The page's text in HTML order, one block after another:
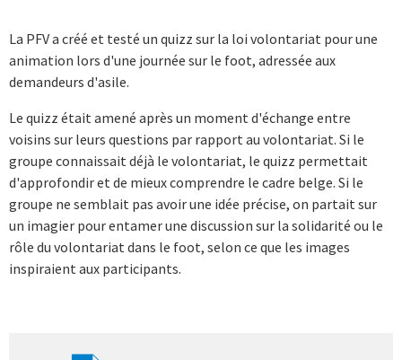
La PFV a créé et testé un quizz sur la loi volontariat pour une
animation lors d'une journée sur le foot, adressée aux
demandeurs d'asile.
Le quizz était amené après un moment d'échange entre
voisins sur leurs questions par rapport au volontariat. Si le
groupe connaissait déjà le volontariat, le quizz permettait
d'approfondir et de mieux comprendre le cadre belge. Si le
groupe ne semblait pas avoir une idée précise, on partait sur
un imagier pour entamer une discussion sur la solidarité ou le
rôle du volontariat dans le foot, selon ce que les images
inspiraient aux participants.